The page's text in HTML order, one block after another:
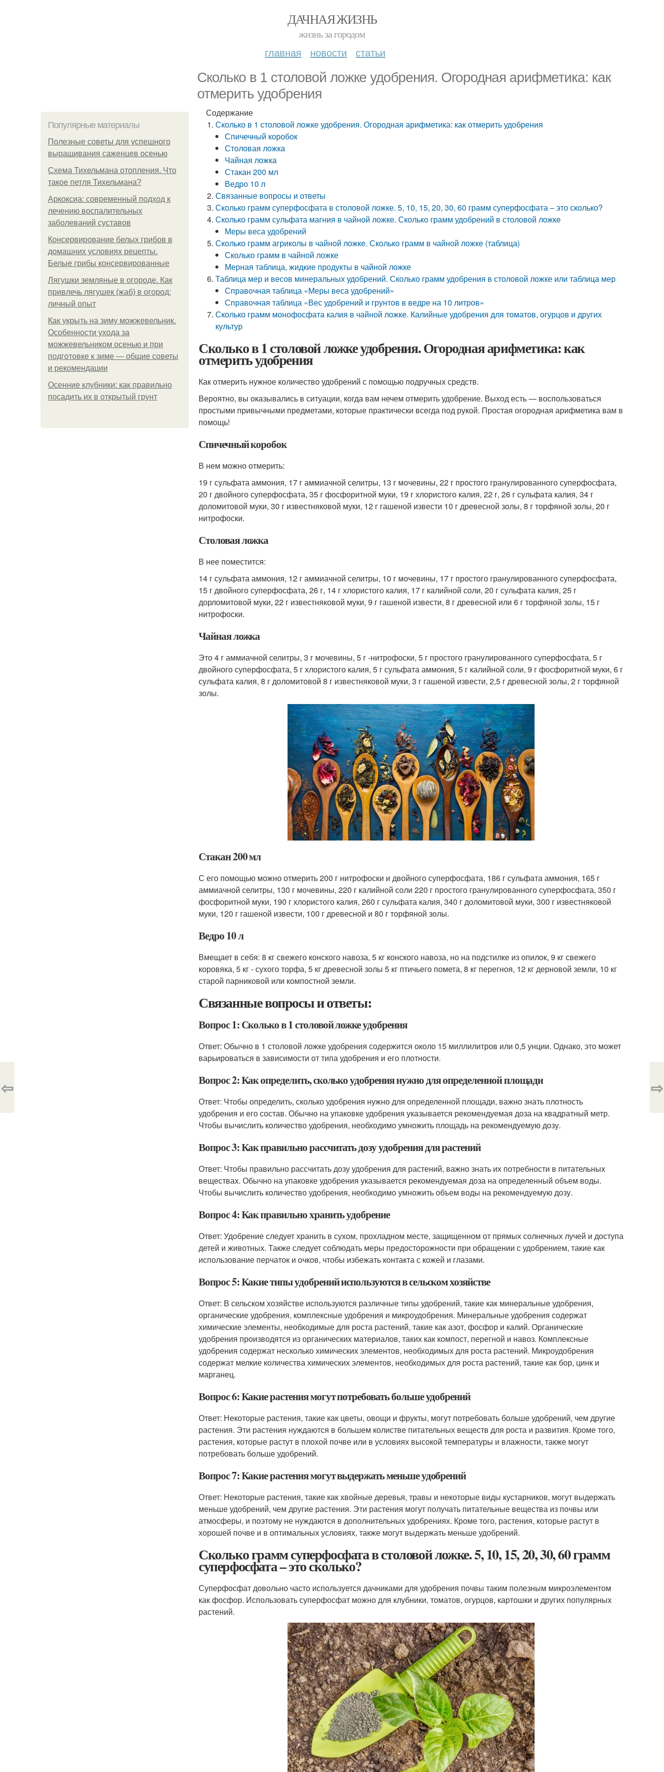
ДАЧНАЯ ЖИЗНЬ
жизнь за городом
главная новости статьи
Сколько в 1 столовой ложке удобрения. Огородная арифметика: как
отмерить удобрения
Популярные материалы
Полезные советы для успешного
выращивания саженцев осенью
Схема Тихельмана отопления. Что
такое петля Тихельмана?
Аркоксиа: современный подход к
лечению воспалительных
заболеваний суставов
Консервирование белых грибов в
домашних условиях рецепты.
Белые грибы консервированные
Лягушки земляные в огороде. Как
привлечь лягушек (жаб) в огород:
личный опыт
Как укрыть на зиму можжевельник.
Особенности ухода за
можжевельником осенью и при
подготовке к зиме — общие советы
и рекомендации
Осенние клубники: как правильно
посадить их в открытый грунт
Содержание
Сколько в 1 столовой ложке удобрения. Огородная арифметика: как отмерить удобрения
Спичечный коробок
Столовая ложка
Чайная ложка
Стакан 200 мл
Ведро 10 л
Связанные вопросы и ответы
Сколько грамм суперфосфата в столовой ложке. 5, 10, 15, 20, 30, 60 грамм суперфосфата – это сколько?
Сколько грамм сульфата магния в чайной ложке. Сколько грамм удобрений в столовой ложке
Меры веса удобрений
Сколько грамм агриколы в чайной ложке. Сколько грамм в чайной ложке (таблица)
Сколько грамм в чайной ложке
Мерная таблица, жидкие продукты в чайной ложке
Таблица мер и весов минеральных удобрений. Сколько грамм удобрения в столовой ложке или таблица мер
Справочная таблица «Меры веса удобрений»
Справочная таблица «Вес удобрений и грунтов в ведре на 10 литров»
Сколько грамм монофосфата калия в чайной ложке. Калийные удобрения для томатов, огурцов и других
культур
Сколько в 1 столовой ложке удобрения. Огородная арифметика: как
отмерить удобрения
Как отмерить нужное количество удобрений с помощью подручных средств.
Вероятно, вы оказывались в ситуации, когда вам нечем отмерить удобрение. Выход есть — воспользоваться
простыми привычными предметами, которые практически всегда под рукой. Простая огородная арифметика вам в
помощь!
Спичечный коробок
В нем можно отмерить:
19 г сульфата аммония, 17 г аммиачной селитры, 13 г мочевины, 22 г простого гранулированного суперфосфата,
20 г двойного суперфосфата, 35 г фосфоритной муки, 19 г хлористого калия, 22 г, 26 г сульфата калия, 34 г
доломитовой муки, 30 г известняковой муки, 12 г гашеной извести 10 г древесной золы, 8 г торфяной золы, 20 г
нитрофоски.
Столовая ложка
В нее поместится:
14 г сульфата аммония, 12 г аммиачной селитры, 10 г мочевины, 17 г простого гранулированного суперфосфата,
15 г двойного суперфосфата, 26 г, 14 г хлористого калия, 17 г калийной соли, 20 г сульфата калия, 25 г
дорломитовой муки, 22 г известняковой муки, 9 г гашеной извести, 8 г древесной или 6 г торфяной золы, 15 г
нитрофоски.
Чайная ложка
Это 4 г аммиачной селитры, 3 г мочевины, 5 г -нитрофоски, 5 г простого гранулированного суперфосфата, 5 г
двойного суперфосфата, 5 г хлористого калия, 5 г сульфата аммония, 5 г калийной соли, 9 г фосфоритной муки, 6 г
сульфата калия, 8 г доломитовой 8 г известняковой муки, 3 г гашеной извести, 2,5 г древесной золы, 2 г торфяной
золы.
Стакан 200 мл
С его помощью можно отмерить 200 г нитрофоски и двойного суперфосфата, 186 г сульфата аммония, 165 г
аммиачной селитры, 130 г мочевины, 220 г калийной соли 220 г простого гранулированного суперфосфата, 350 г
фосфоритной муки, 190 г хлористого калия, 260 г сульфата калия, 340 г доломитовой муки, 300 г известняковой
муки, 120 г гашеной извести, 100 г древесной и 80 г торфяной золы.
Ведро 10 л
Вмещает в себя: 8 кг свежего конского навоза, 5 кг конского навоза, но на подстилке из опилок, 9 кг свежего
коровяка, 5 кг - сухого торфа, 5 кг древесной золы 5 кг птичьего помета, 8 кг перегноя, 12 кг дерновой земли, 10 кг
старой парниковой или компостной земли.
Связанные вопросы и ответы:
Вопрос 1: Сколько в 1 столовой ложке удобрения
Ответ: Обычно в 1 столовой ложке удобрения содержится около 15 миллилитров или 0,5 унции. Однако, это может
варьироваться в зависимости от типа удобрения и его плотности.
Вопрос 2: Как определить, сколько удобрения нужно для определенной площади
Ответ: Чтобы определить, сколько удобрения нужно для определенной площади, важно знать плотность
удобрения и его состав. Обычно на упаковке удобрения указывается рекомендуемая доза на квадратный метр.
Чтобы вычислить количество удобрения, необходимо умножить площадь на рекомендуемую дозу.
Вопрос 3: Как правильно рассчитать дозу удобрения для растений
Ответ: Чтобы правильно рассчитать дозу удобрения для растений, важно знать их потребности в питательных
веществах. Обычно на упаковке удобрения указывается рекомендуемая доза на определенный объем воды.
Чтобы вычислить количество удобрения, необходимо умножить объем воды на рекомендуемую дозу.
Вопрос 4: Как правильно хранить удобрение
Ответ: Удобрение следует хранить в сухом, прохладном месте, защищенном от прямых солнечных лучей и доступа
детей и животных. Также следует соблюдать меры предосторожности при обращении с удобрением, такие как
использование перчаток и очков, чтобы избежать контакта с кожей и глазами.
Вопрос 5: Какие типы удобрений используются в сельском хозяйстве
Ответ: В сельском хозяйстве используются различные типы удобрений, такие как минеральные удобрения,
органические удобрения, комплексные удобрения и микроудобрения. Минеральные удобрения содержат
химические элементы, необходимые для роста растений, такие как азот, фосфор и калий. Органические
удобрения производятся из органических материалов, таких как компост, перегной и навоз. Комплексные
удобрения содержат несколько химических элементов, необходимых для роста растений. Микроудобрения
содержат мелкие количества химических элементов, необходимых для роста растений, такие как бор, цинк и
марганец.
Вопрос 6: Какие растения могут потребовать больше удобрений
Ответ: Некоторые растения, такие как цветы, овощи и фрукты, могут потребовать больше удобрений, чем другие
растения. Эти растения нуждаются в большем колистве питательных веществ для роста и развития. Кроме того,
растения, которые растут в плохой почве или в условиях высокой температуры и влажности, также могут
потребовать больше удобрений.
Вопрос 7: Какие растения могут выдержать меньше удобрений
Ответ: Некоторые растения, такие как хвойные деревья, травы и некоторые виды кустарников, могут выдержать
меньше удобрений, чем другие растения. Эти растения могут получать питательные вещества из почвы или
атмосферы, и поэтому не нуждаются в дополнительных удобрениях. Кроме того, растения, которые растут в
хорошей почве и в оптимальных условиях, также могут выдержать меньше удобрений.
Сколько грамм суперфосфата в столовой ложке. 5, 10, 15, 20, 30, 60 грамм
суперфосфата – это сколько?
Суперфосфат довольно часто используется дачниками для удобрения почвы таким полезным микроэлементом
как фосфор. Использовать суперфосфат можно для клубники, томатов, огурцов, картошки и других популярных
растений.
⇦ ⇨